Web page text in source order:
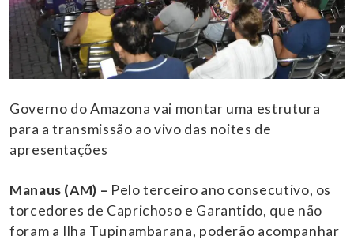
Governo do Amazona vai montar uma estrutura
para a transmissão ao vivo das noites de
apresentações
Manaus (AM) – Pelo terceiro ano consecutivo, os
torcedores de Caprichoso e Garantido, que não
foram a Ilha Tupinambarana, poderão acompanhar